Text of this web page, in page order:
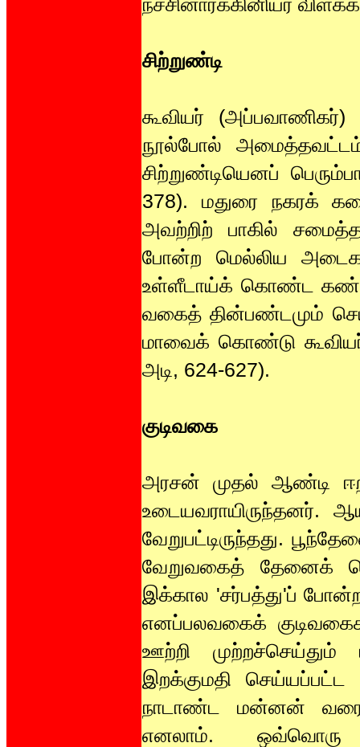
சிற்றுண்டி
கூவியர் (அப்பவாணிகர்)
நூல்போல்
சிற்றுண்டியெனப்
378). மதுரை நகரக்
அவற்றிற் பாகில்
போன்ற மெல்லிய
உள்ளீடாய்க் கொண்ட கண்ட
வகைத் தின்பண்டமும்
மாவைக் கொண்டு
அடி, 624-627).
குடிவகை
அரசன் முதல் ஆண்டி
உடையவராயிருந்தனர்.
வேறுபட்டிருந்தது.
வேறுவகைத் தேனைக்
இக்கால 'சர்பத்து'ப்
எனப்பலவகைக்
ஊற்றி முற்றச்செய்தும்
இறக்குமதி செய்யப்பட்ட
நாடாண்ட மன்னன்
எனலாம். ஒவ்வொரு